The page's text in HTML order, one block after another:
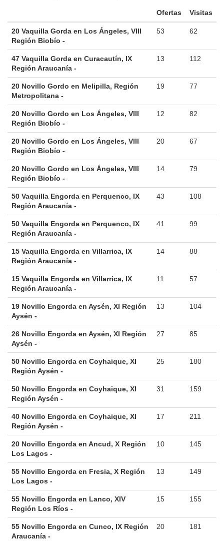
Ofertas Visitas
20 Vaquilla Gorda en Los Ángeles, VIII
Región Biobío -
53 62
47 Vaquilla Gorda en Curacautín, IX
Región Araucanía -
13 112
20 Novillo Gordo en Melipilla, Región
Metropolitana -
19 77
20 Novillo Gordo en Los Ángeles, VIII
Región Biobío -
12 82
20 Novillo Gordo en Los Ángeles, VIII
Región Biobío -
20 67
20 Novillo Gordo en Los Ángeles, VIII
Región Biobío -
14 79
50 Vaquilla Engorda en Perquenco, IX
Región Araucanía -
43 108
50 Vaquilla Engorda en Perquenco, IX
Región Araucanía -
41 99
15 Vaquilla Engorda en Villarrica, IX
Región Araucanía -
14 88
15 Vaquilla Engorda en Villarrica, IX
Región Araucanía -
11 57
19 Novillo Engorda en Aysén, XI Región
Aysén -
13 104
26 Novillo Engorda en Aysén, XI Región
Aysén -
27 85
50 Novillo Engorda en Coyhaique, XI
Región Aysén -
25 180
50 Novillo Engorda en Coyhaique, XI
Región Aysén -
31 159
40 Novillo Engorda en Coyhaique, XI
Región Aysén -
17 211
20 Novillo Engorda en Ancud, X Región
Los Lagos -
10 145
55 Novillo Engorda en Fresia, X Región
Los Lagos -
13 149
55 Novillo Engorda en Lanco, XIV
Región Los Ríos -
15 155
55 Novillo Engorda en Cunco, IX Región
Araucanía -
20 181